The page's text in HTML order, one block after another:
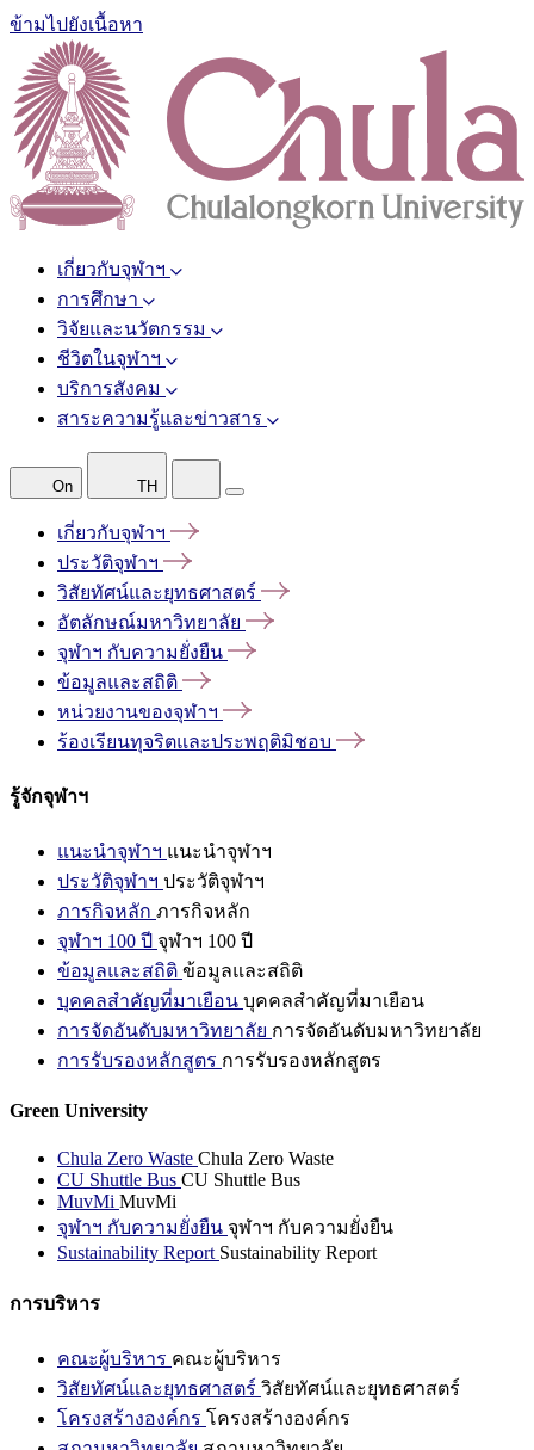
ข้ามไปยังเนื้อหา
เกี่ยวกับจุฬาฯ
การศึกษา
วิจัยและนวัตกรรม
ชีวิตในจุฬาฯ
บริการสังคม
สาระความรู้และข่าวสาร
On TH
เกี่ยวกับจุฬาฯ
ประวัติจุฬาฯ
วิสัยทัศน์และยุทธศาสตร์
อัตลักษณ์มหาวิทยาลัย
จุฬาฯ กับความยั่งยืน
ข้อมูลและสถิติ
หน่วยงานของจุฬาฯ
ร้องเรียนทุจริตและประพฤติมิชอบ
รู้จักจุฬาฯ
แนะนำจุฬาฯ แนะนำจุฬาฯ
ประวัติจุฬาฯ ประวัติจุฬาฯ
ภารกิจหลัก ภารกิจหลัก
จุฬาฯ 100 ปี จุฬาฯ 100 ปี
ข้อมูลและสถิติ ข้อมูลและสถิติ
บุคคลสำคัญที่มาเยือน บุคคลสำคัญที่มาเยือน
การจัดอันดับมหาวิทยาลัย การจัดอันดับมหาวิทยาลัย
การรับรองหลักสูตร การรับรองหลักสูตร
Green University
Chula Zero Waste Chula Zero Waste
CU Shuttle Bus CU Shuttle Bus
MuvMi MuvMi
จุฬาฯ กับความยั่งยืน จุฬาฯ กับความยั่งยืน
Sustainability Report Sustainability Report
การบริหาร
คณะผู้บริหาร คณะผู้บริหาร
วิสัยทัศน์และยุทธศาสตร์ วิสัยทัศน์และยุทธศาสตร์
โครงสร้างองค์กร โครงสร้างองค์กร